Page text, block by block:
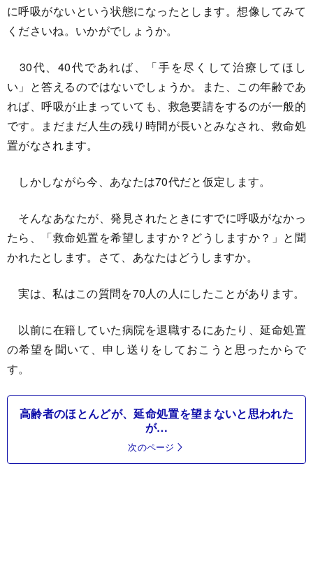
に呼吸がないという状態になったとします。想像してみて
くださいね。いかがでしょうか。
30代、40代であれば、「手を尽くして治療してほし
い」と答えるのではないでしょうか。また、この年齢であ
れば、呼吸が止まっていても、救急要請をするのが一般的
です。まだまだ人生の残り時間が長いとみなされ、救命処
置がなされます。
しかしながら今、あなたは70代だと仮定します。
そんなあなたが、発見されたときにすでに呼吸がなかっ
たら、「救命処置を希望しますか？どうしますか？」と聞
かれたとします。さて、あなたはどうしますか。
実は、私はこの質問を70人の人にしたことがあります。
以前に在籍していた病院を退職するにあたり、延命処置
の希望を聞いて、申し送りをしておこうと思ったからで
す。
高齢者のほとんどが、延命処置を望まないと思われた
が…
次のページ